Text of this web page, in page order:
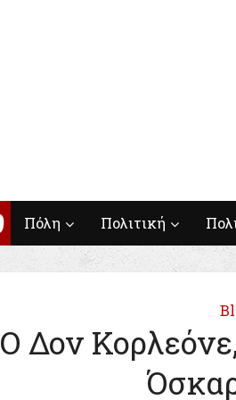
Πόλη Πολιτική
O Δον